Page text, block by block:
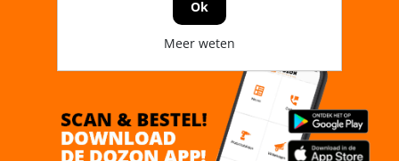
Ok
Meer weten